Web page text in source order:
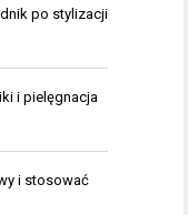
po stylizacji
i pielęgnacja
i stosować